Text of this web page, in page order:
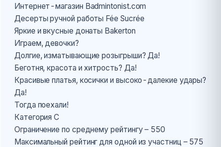
Интернет-магазин Badmintonist.com
Десерты ручной работы Fée Sucrée
Яркие и вкусные донаты Bakerton
Играем, девочки?
Долгие, изматывающие розыгрыши? Да!
Беготня, красота и хитрость? Да!
Красивые платья, косички и высоко-далекие удары?
Да!
Тогда поехали!
Категория С
Ограничение по среднему рейтингу – 550
Максимальный рейтинг для одной из участниц – 575